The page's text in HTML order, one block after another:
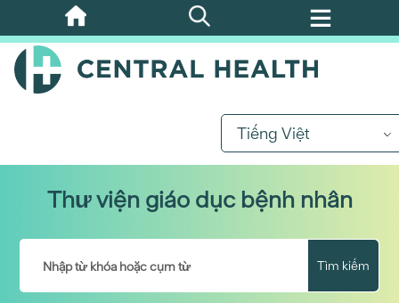
Bỏ
qua
nội
Tiếng Việt
Thư viện giáo dục bệnh nhân
Tìm kiếm